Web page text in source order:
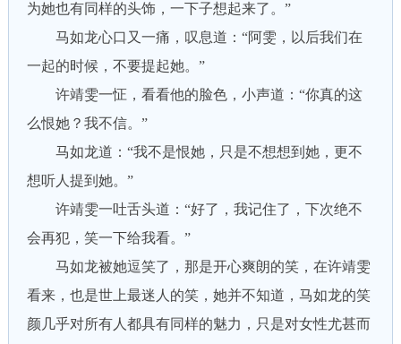
为她也有同样的头饰，一下子想起来了。”
马如龙心口又一痛，叹息道：“阿雯，以后我们在
一起的时候，不要提起她。”
许靖雯一怔，看看他的脸色，小声道：“你真的这
么恨她？我不信。”
马如龙道：“我不是恨她，只是不想想到她，更不
想听人提到她。”
许靖雯一吐舌头道：“好了，我记住了，下次绝不
会再犯，笑一下给我看。”
马如龙被她逗笑了，那是开心爽朗的笑，在许靖雯
看来，也是世上最迷人的笑，她并不知道，马如龙的笑
颜几乎对所有人都具有同样的魅力，只是对女性尤甚而